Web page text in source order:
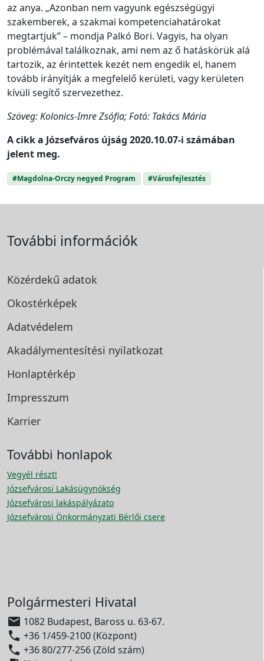
az anya. „Azonban nem vagyunk egészségügyi
szakemberek, a szakmai kompetenciahatárokat
megtartjuk” – mondja Palkó Bori. Vagyis, ha olyan
problémával találkoznak, ami nem az ő hatáskörük alá
tartozik, az érintettek kezét nem engedik el, hanem
tovább irányítják a megfelelő kerületi, vagy kerületen
kívüli segítő szervezethez.
Szöveg: Kolonics-Imre Zsófia; Fotó: Takács Mária
A cikk a Józsefváros újság 2020.10.07-i számában
jelent meg.
#Magdolna-Orczy negyed Program #Városfejlesztés
További információk
Közérdekű adatok
Okostérképek
Adatvédelem
Akadálymentesítési nyilatkozat
Honlaptérkép
Impresszum
Karrier
További honlapok
Vegyél részt!
Józsefvárosi Lakásügynökség
Józsefvárosi lakáspályázato
Józsefvárosi Önkormányzati Bérlői csere
Polgármesteri Hivatal
 1082 Budapest, Baross u. 63-67.
 +36 1/459-2100 (Központ)
 +36 80/277-256 (Zöld szám)